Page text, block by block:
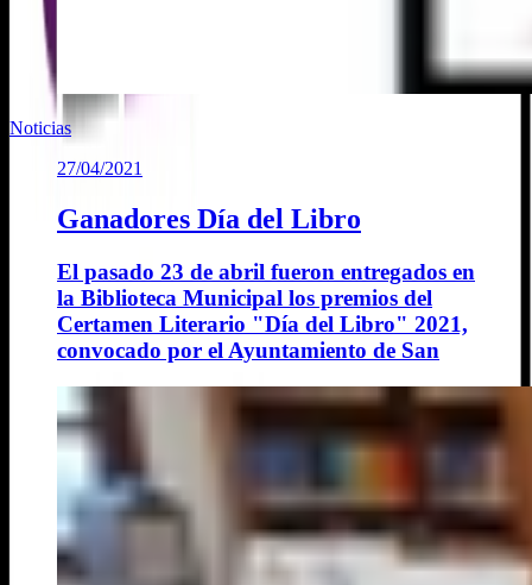
Noticias
27/04/2021
Ganadores Día del Libro
El pasado 23 de abril fueron entregados en
la Biblioteca Municipal los premios del
Certamen Literario "Día del Libro" 2021,
convocado por el Ayuntamiento de San